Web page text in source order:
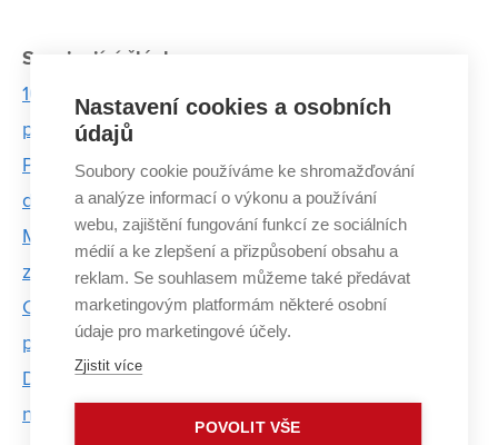
Související články:
100 let od narození Josefa Dadoka, průkopníka
přístrojové techniky
Padouch nebo hrdina? Elektronový mikroskop v roli
detektiva
Mikroskop budoucnosti: Spojení světla a elektronů
získalo prestižní grant
CEITEC VUT otevřel laboratoř s přesahem do
průmyslu
Do Brna se sjely světové špičky v oblasti
nanotechnologií. CEITEC hostil konferenci ICN+T
Nastavení cookies a osobních
údajů
Soubory cookie používáme ke shromažďování
a analýze informací o výkonu a používání
webu, zajištění fungování funkcí ze sociálních
médií a ke zlepšení a přizpůsobení obsahu a
reklam. Se souhlasem můžeme také předávat
marketingovým platformám některé osobní
údaje pro marketingové účely.
Zjistit více
POVOLIT VŠE